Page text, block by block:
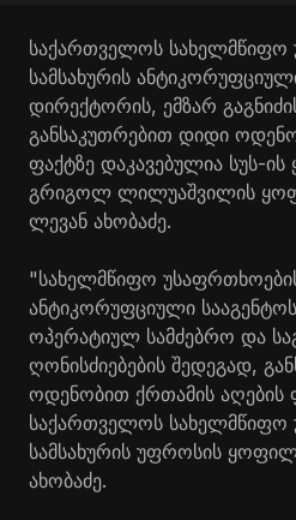
საქართველოს სახელმწიფო
სამსახურის
დირექტორის, ემზარ
განსაკუთრებით დიდი
ფაქტზე დაკავებულია სუს-
გრიგოლ ლილუაშვილის
ლევან ახობაძე.
"სახელმწიფო
ანტიკორუფციული
ოპერატიულ სამძებრო და
ღონისძიებების შედეგად,
ოდენობით ქრთამის აღების
საქართველოს სახელმწიფო
სამსახურის უფროსის
ახობაძე.